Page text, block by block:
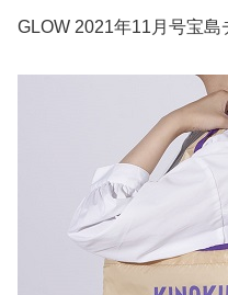
GLOW 2021年11月号宝島